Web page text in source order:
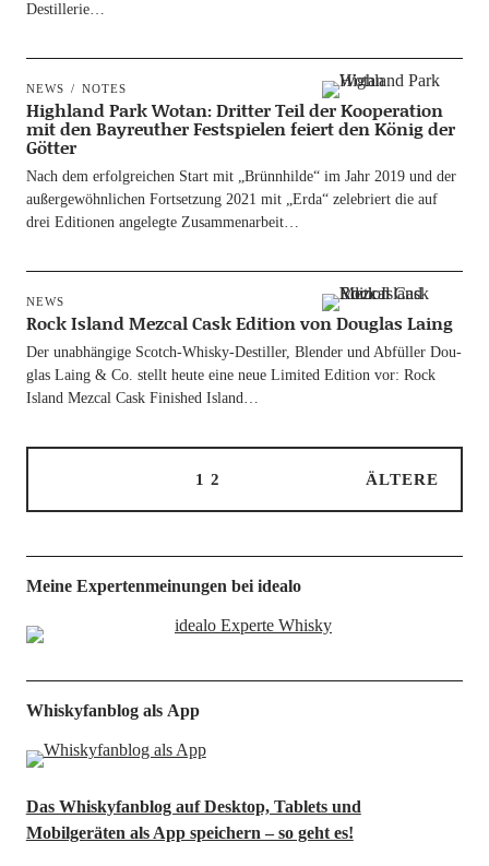
Destillerie…
NEWS NOTES
Highland Park Wotan: Dritter Teil der Kooperation
mit den Bayreuther Festspielen feiert den König der
Götter
Nach dem erfolg­rei­chen Start mit „Brünn­hil­de“ im Jahr 2019 und der
außer­ge­wöhn­li­chen Fort­set­zung 2021 mit „Erda“ zele­briert die auf
drei Edi­tio­nen ange­leg­te Zusammenarbeit…
NEWS
Rock Island Mezcal Cask Edition von Douglas Laing
Der unab­hän­gi­ge Scotch-Whis­ky-Destil­­ler, Blen­der und Abfül­ler Dou­
glas Laing & Co. stellt heu­te eine neue Limi­t­ed Edi­ti­on vor: Rock
Island Mez­cal Cask Finis­hed Island…
1 2 ÄLTERE
Meine Expertenmeinungen bei idealo
Whiskyfanblog als App
Das Whiskyfanblog auf Desktop, Tablets und
Mobilgeräten als App speichern – so geht es!